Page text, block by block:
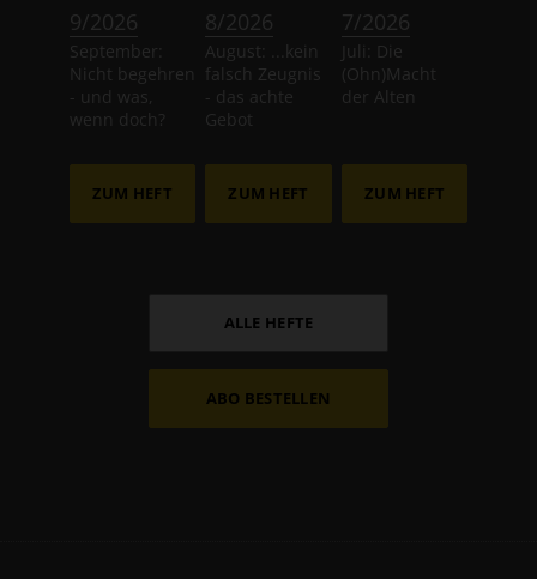
9/2026
September:
Nicht begehren
- und was,
wenn doch?
ZUM HEFT
8/2026
August: ...kein
falsch Zeugnis
- das achte
Gebot
ZUM HEFT
7/2026
Juli: Die
(Ohn)Macht
der Alten
ZUM HEFT
ALLE HEFTE
ABO BESTELLEN